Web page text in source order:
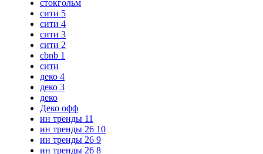
стокгольм
сити 5
сити 4
сити 3
сити 2
cbnb 1
сити
деко 4
деко 3
деко
Деко офф
ин тренды 11
ин тренды 26 10
ин тренды 26 9
ин тренды 26 8